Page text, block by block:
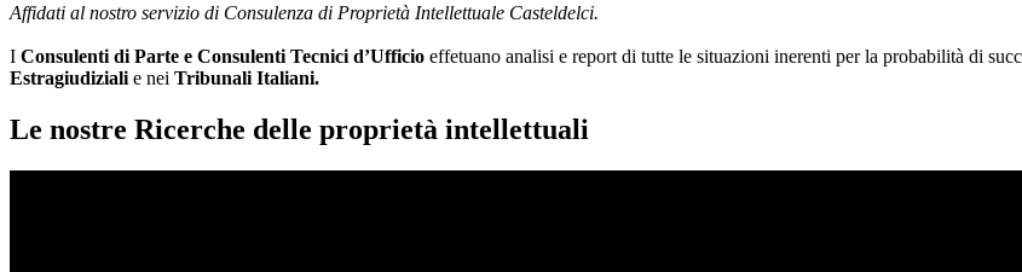
Affidati al nostro servizio di Consulenza di Proprietà Intellettuale Casteldelci.
I Consulenti di Parte e Consulenti Tecnici d’Ufficio effetuano analisi e report di tutte le situazioni inerenti per la probabilità di
Estragiudiziali e nei Tribunali Italiani.
Le nostre Ricerche delle proprietà intellettuali